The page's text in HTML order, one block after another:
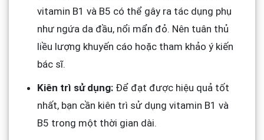
vitamin B1 và B5 có thể gây ra tác dụng phụ
như ngứa da đầu, nổi mẩn đỏ. Nên tuân thủ
liều lượng khuyến cáo hoặc tham khảo ý kiến
bác sĩ.
Kiên trì sử dụng:Để đạt được hiệu quả tốt
nhất, bạn cần kiên trì sử dụng vitamin B1 và
B5 trong một thời gian dài.